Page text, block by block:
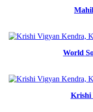
World
Krishi